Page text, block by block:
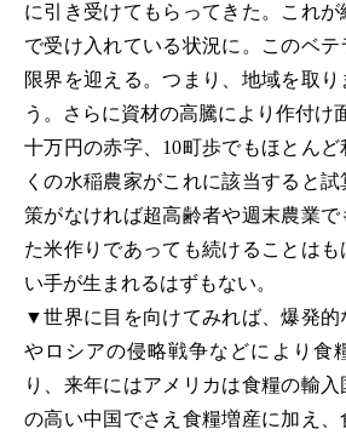
に引き受けてもらってきた。これが
で受け入れている状況に。このベ
限界を迎える。つまり、地域を取
う。さらに資材の高騰により作付け
十万円の赤字、10町歩でもほとん
くの水稲農家がこれに該当すると
策がなければ超高齢者や週末農業で
た米作りであっても続けることは
い手が生まれるはずもない。
▼世界に目を向けてみれば、爆発的
やロシアの侵略戦争などにより食
り、来年にはアメリカは食糧の輸
の高い中国でさえ食糧増産に加え、